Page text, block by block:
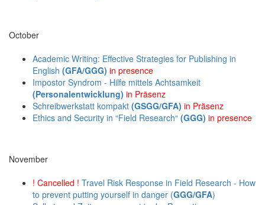
October
Academic Writing: Effective Strategies for Publishing in
English (GFA/GGG) in presence
Impostor Syndrom - Hilfe mittels Achtsamkeit
(Personalentwicklung) in Präsenz
Schreibwerkstatt kompakt (GSGG/GFA) in Präsenz
Ethics and Security in “Field Research“ (GGG) in presence
November
! Cancelled ! Travel Risk Response in Field Research - How
to prevent putting yourself in danger (GGG/GFA)